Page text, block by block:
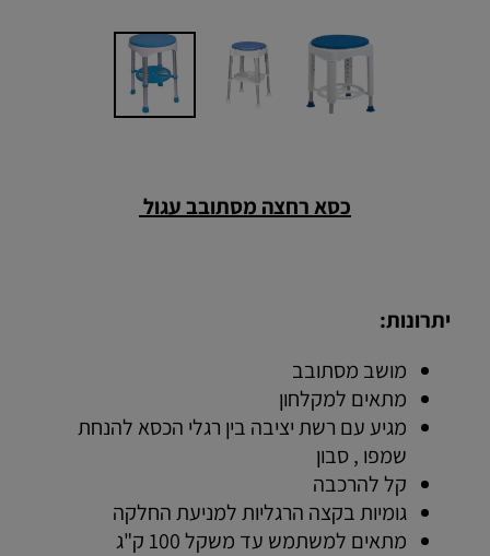
כסא רחצה מסתובב עגול
יתרונות:
מושב מסתובב
מתאים למקלחון
מגיע עם רשת יציבה בין רגלי הכסא להנחת
שמפו , סבון
קל להרכבה
גומיות בקצה הרגליות למניעת החלקה
מתאים למשתמש עד משקל 100 ק"ג